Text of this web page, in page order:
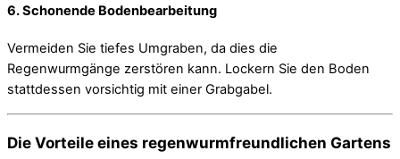
6.Schonende Bodenbearbeitung
Vermeiden Sie tiefes Umgraben, da dies die
Regenwurmgänge zerstören kann. Lockern Sie den Boden
stattdessen vorsichtig mit einer Grabgabel.
Die Vorteile eines regenwurmfreundlichen Gartens